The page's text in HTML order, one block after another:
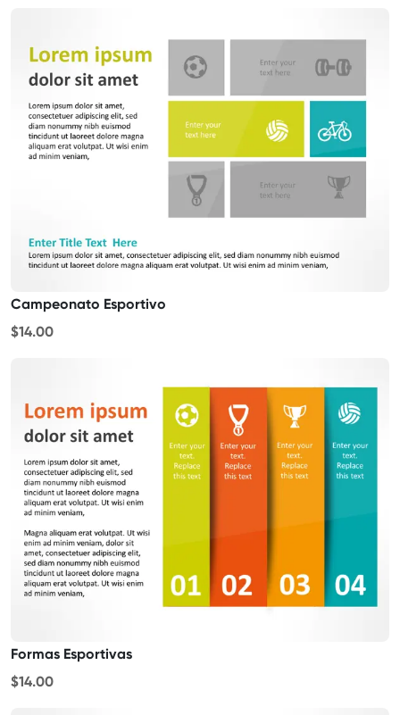
Campeonato Esportivo
$14.00
Formas Esportivas
$14.00